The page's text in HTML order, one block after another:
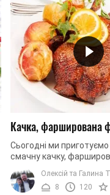
Качка, фарширована
Сьогодні ми
смачну качку,
маринаду птиця матиме
пікантну хрустку ...
Олексій та Галина
8
120